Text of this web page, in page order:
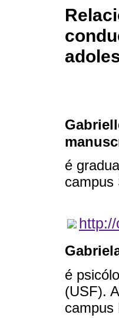
é
campus
é
(USF).
campus